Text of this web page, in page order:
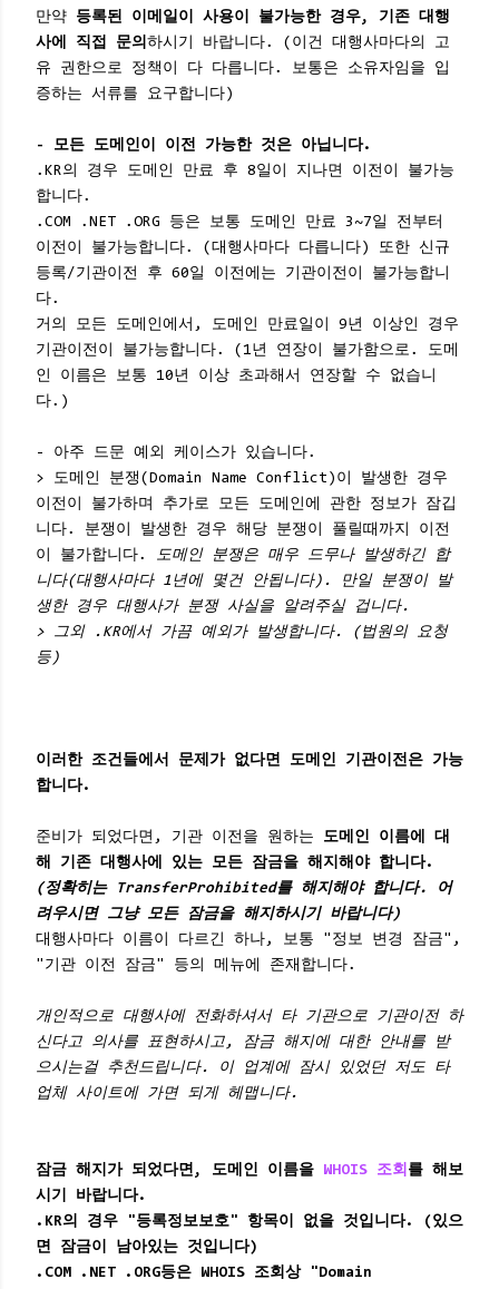
만약 등록된 이메일이 사용이 불가능한 경우, 기존 대행
사에 직접 문의 하시기 바랍니다. (이건 대행사마다의 고
유 권한으로 정책이 다 다릅니다. 보통은 소유자임을 입
증하는 서류를 요구합니다)
- 모든 도메인이 이전 가능한 것은 아닙니다.
.KR의 경우 도메인 만료 후 8일이 지나면 이전이 불가능
합니다.
.COM .NET .ORG 등은 보통 도메인 만료 3~7일 전부터
이전이 불가능합니다. (대행사마다 다릅니다) 또한 신규
등록/기관이전 후 60일 이전에는 기관이전이 불가능합니
다.
거의 모든 도메인에서, 도메인 만료일이 9년 이상인 경우
기관이전이 불가능합니다. (1년 연장이 불가함으로. 도메
인 이름은 보통 10년 이상 초과해서 연장할 수 없습니
다.)
- 아주 드문 예외 케이스가 있습니다.
> 도메인 분쟁(Domain Name Conflict)이 발생한 경우
이전이 불가하며 추가로 모든 도메인에 관한 정보가 잠깁
니다. 분쟁이 발생한 경우 해당 분쟁이 풀릴때까지 이전
이 불가합니다. 도메인 분쟁은 매우 드무나 발생하긴 합
니다(대행사마다 1년에 몇건 안됩니다). 만일 분쟁이 발
생한 경우 대행사가 분쟁 사실을 알려주실 겁니다.
> 그외 .KR에서 가끔 예외가 발생합니다. (법원의 요청
등)
이러한 조건들에서 문제가 없다면 도메인 기관이전은 가능
합니다.
준비가 되었다면, 기관 이전을 원하는 도메인 이름에 대
해 기존 대행사에 있는 모든 잠금을 해지해야 합니다.
(정확히는 TransferProhibited를 해지해야 합니다. 어
려우시면 그냥 모든 잠금을 해지하시기 바랍니다)
대행사마다 이름이 다르긴 하나, 보통 "정보 변경 잠금",
"기관 이전 잠금" 등의 메뉴에 존재합니다.
개인적으로 대행사에 전화하셔서 타 기관으로 기관이전 하
신다고 의사를 표현하시고, 잠금 해지에 대한 안내를 받
으시는걸 추천드립니다. 이 업계에 잠시 있었던 저도 타
업체 사이트에 가면 되게 헤맵니다.
잠금 해지가 되었다면, 도메인 이름을 WHOIS 조회 를 해보
시기 바랍니다.
.KR의 경우 "등록정보보호" 항목이 없을 것입니다. (있으
면 잠금이 남아있는 것입니다)
.COM .NET .ORG등은 WHOIS 조회상 "Domain